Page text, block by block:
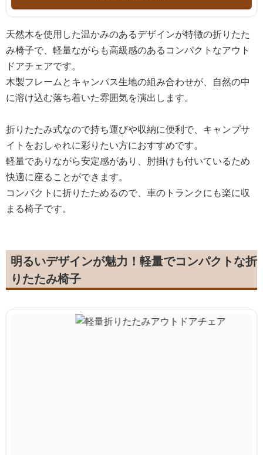
天然木を使用した温かみのあるデザインが特徴の折りたた
み椅子で、軽量ながらも高級感のあるコンパクトなアウト
ドアチェアです。
木製フレームとキャンバス生地の組み合わせが、自然の中
に溶け込む落ち着いた雰囲気を演出します。
折りたたみ式なので持ち運びや収納に便利で、キャンプサ
イトをおしゃれに彩りたい方におすすめです。
軽量でありながら安定感があり、肘掛けも付いているため
快適に座ることができます。
コンパクトに折りたためるので、車のトランクにも楽に収
まる椅子です。
明るいデザインが魅力！軽量でコンパクトな折
りたたみ椅子